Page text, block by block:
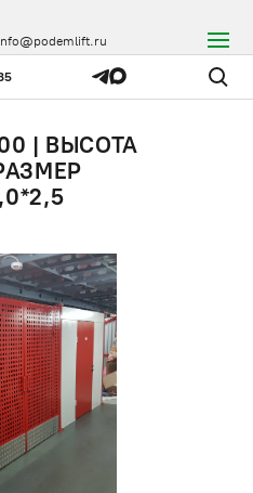
| ВЫСОТА